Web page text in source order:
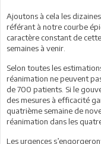
Ajoutons à cela les
référant à notre courbe
caractère constant de
semaines à venir.
Selon toutes les
réanimation ne peuvent
de 700 patients. Si le
des mesures à efficacité
quatrième semaine de
réanimation dans les
Les urgences